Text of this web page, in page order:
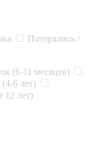
Потерялись /
(6-11 месяцев)
6 лет)
12 лет)